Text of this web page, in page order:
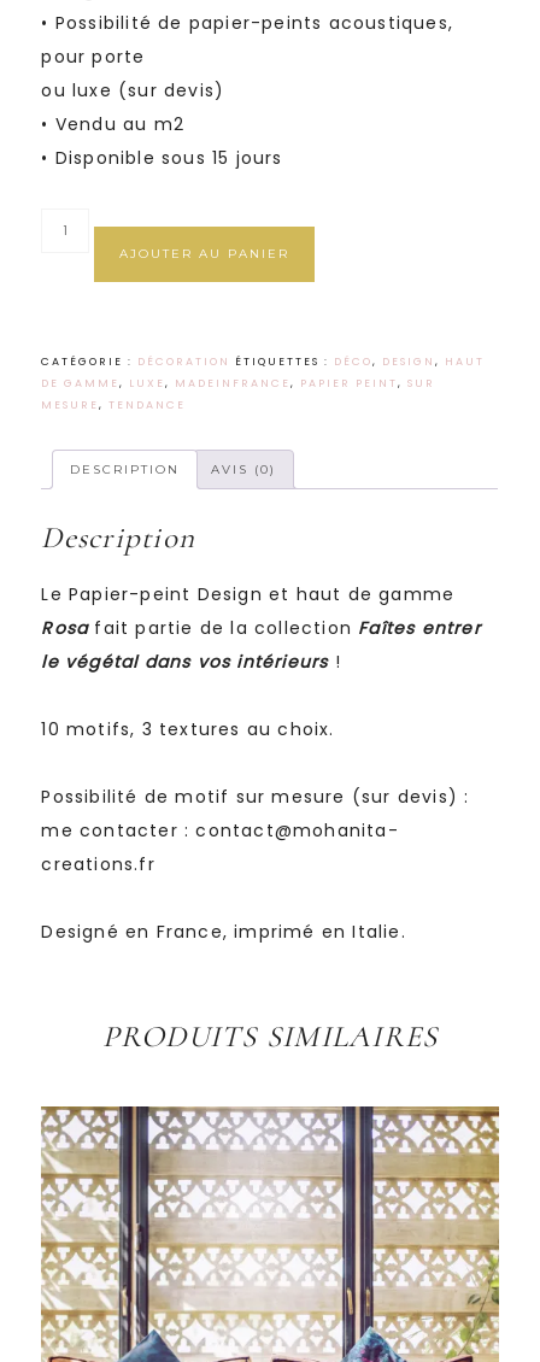
• Possibilité de papier-peints acoustiques,
pour porte
ou luxe (sur devis)
• Vendu au m2
• Disponible sous 15 jours
AJOUTER AU PANIER
CATÉGORIE : DÉCORATION ÉTIQUETTES : DÉCO, DESIGN, HAUT
DE GAMME, LUXE, MADEINFRANCE, PAPIER PEINT,SUR
MESURE,TENDANCE
DESCRIPTION AVIS (0)
Description
Le Papier-peint Design et haut de gamme
Rosafait partie de la collection Faîtes entrer
le végétal dans vos intérieurs!
10 motifs, 3 textures au choix.
Possibilité de motif sur mesure (sur devis) :
me contacter : contact@mohanita-
creations.fr
Designé en France, imprimé en Italie.
PRODUITS SIMILAIRES